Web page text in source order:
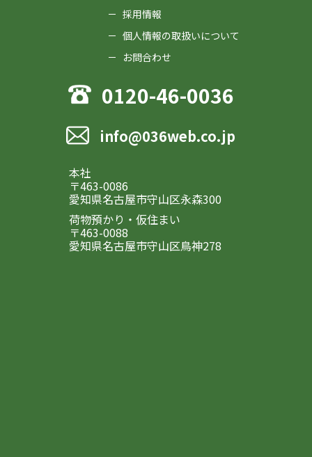
採用情報
個人情報の取扱いについて
お問合わせ
0120-46-0036
info@036web.co.jp
本社
〒463-0086
愛知県名古屋市守山区永森300
荷物預かり・仮住まい
〒463-0088
愛知県名古屋市守山区鳥神278